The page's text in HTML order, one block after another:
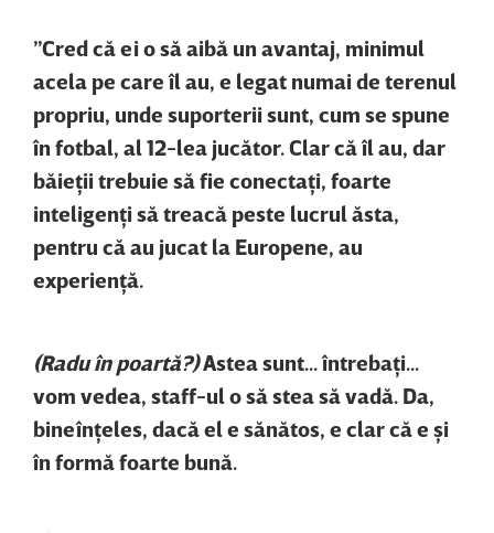
”Cred că ei o să aibă un avantaj, minimul
acela pe care îl au, e legat numai de terenul
propriu, unde suporterii sunt, cum se spune
în fotbal, al 12-lea jucător. Clar că îl au, dar
băieţii trebuie să fie conectaţi, foarte
inteligenţi să treacă peste lucrul ăsta,
pentru că au jucat la Europene, au
experienţă.
(Radu în poartă?)Astea sunt... întrebaţi...
vom vedea, staff-ul o să stea să vadă. Da,
bineînţeles, dacă el e sănătos, e clar că e şi
în formă foarte bună.